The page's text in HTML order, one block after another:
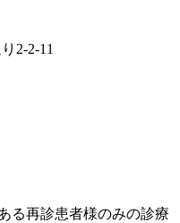
2-2-11
る再診患者様のみの診療